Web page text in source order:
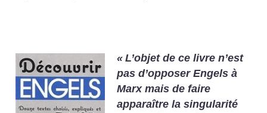
« L’objet de ce livre n’est
pas d’opposer Engels à
Marx mais de faire
apparaître la singularité